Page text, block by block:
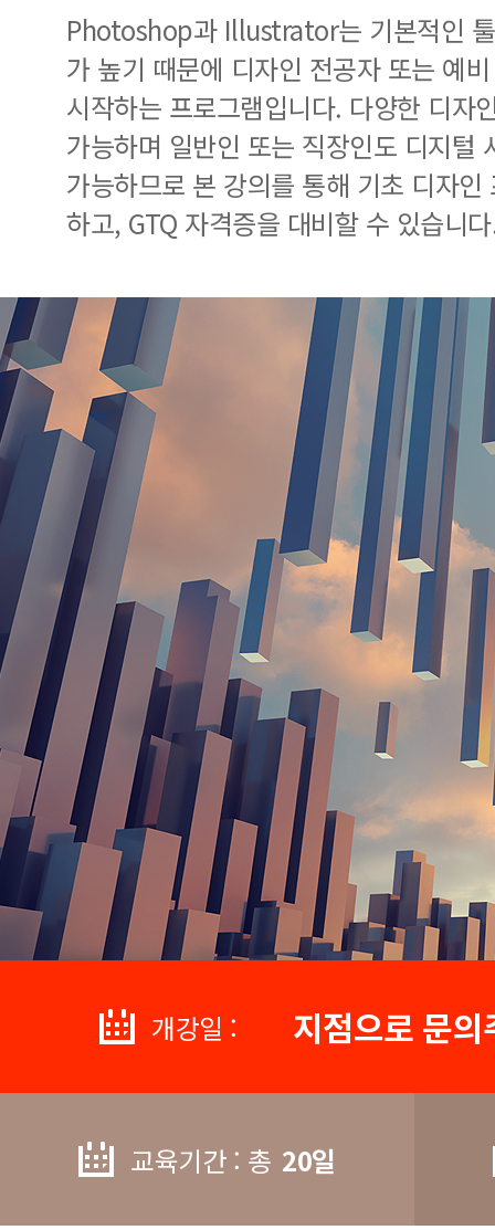
Photoshop과 Illustrator는 기본적인
가 높기 때문에 디자인 전공자 또는 예
시작하는 프로그램입니다. 다양한 디자
가능하며 일반인 또는 직장인도 디지털
가능하므로 본 강의를 통해 기초 디자
하고, GTQ 자격증을 대비할 수 있습니
개강일 : 지점으로 문
교육기간 : 총 20일